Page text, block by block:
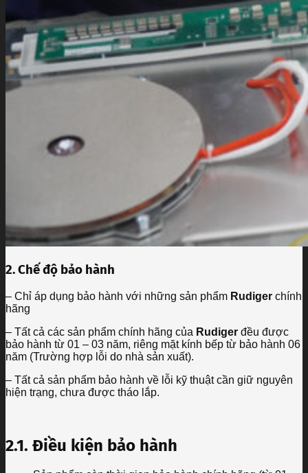
2. Chế độ bảo hành
– Chỉ áp dụng bảo hành với những sản phẩm Rudiger chính
hãng
– Tất cả các sản phẩm chính hãng của Rudiger đều được
bảo hành từ 01 – 03 năm, riêng mặt kính bếp từ bảo hành 06
năm (Trường hợp lỗi do nhà sản xuất).
– Tất cả sản phẩm bảo hành về lỗi kỹ thuật cần giữ nguyên
hiện trạng, chưa được tháo lắp.
2.1. Điều kiện bảo hành